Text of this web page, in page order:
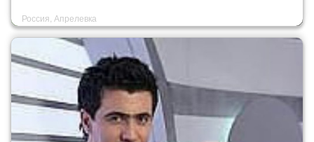
Россия, Апрелевка